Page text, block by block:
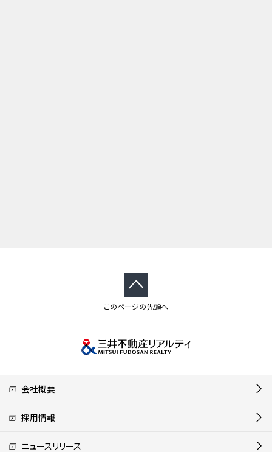
このページの先頭へ
会社概要
採用情報
ニュースリリース